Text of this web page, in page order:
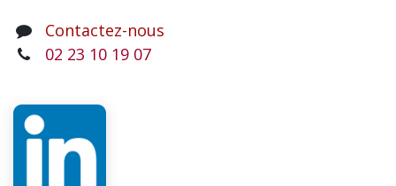
Contactez-nous
02 23 10 19 07